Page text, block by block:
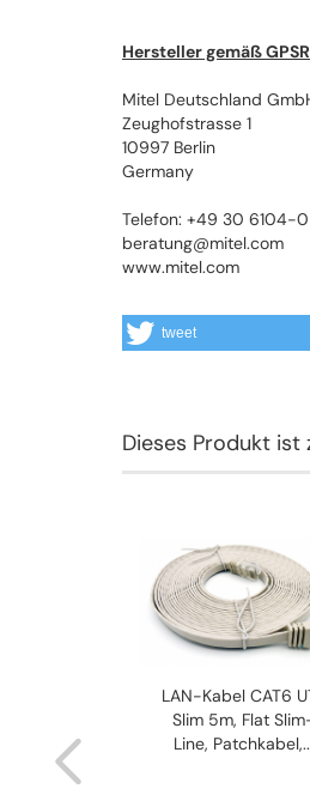
Hersteller gemäß
Mitel Deutschland
Zeughofstrasse 1
10997 Berlin
Germany
Telefon: +49 30 6104-0
beratung@mitel.com
www.mitel.com
tweet
Dieses Produkt ist
LAN-Kabel CAT6
Slim 5m, Flat
Line,